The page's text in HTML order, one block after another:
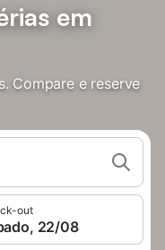
em
Compare e reserve
out
22/08